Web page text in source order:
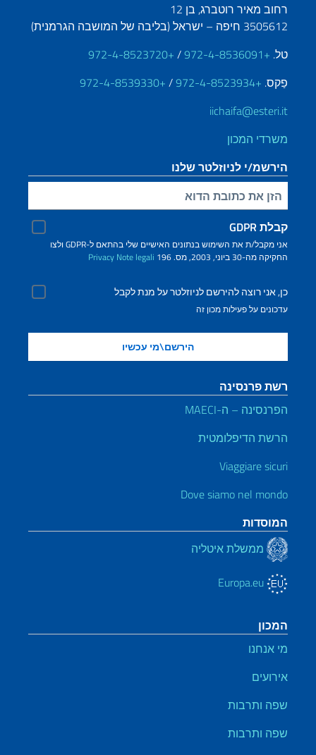
רחוב מאיר רוטברג, בן 12
3505612 חיפה – ישראל (בליבה של המושבה הגרמנית)
טל. +972-4-8536091
/
+972-4-8523720
פַקס. +972-4-8523934
/
+972-4-8539330
iichaifa@esteri.it
משרדי המכון
הירשמ/י לניוזלטר שלנו
הזינ/י את כתובת הדוא"ל שלך
קבלת GDPR
אני מקבל/ת את השימוש בנתונים האישיים שלי בהתאם ל-GDPR ולצו
החקיקה מה-30 ביוני, 2003, מס. 196
Privacy Note legali
כן, אני רוצה להירשם לניוזלטר על מנת לקבל
עדכונים על פעילות מכון זה
רשת פרנסינה
הפרנסינה – ה-MAECI
הרשת הדיפלומטית
Viaggiare sicuri
Dove siamo nel mondo
המוסדות
ממשלת איטליה
המכון
מי אנחנו
אירועים
שפה ותרבות
שפה ותרבות